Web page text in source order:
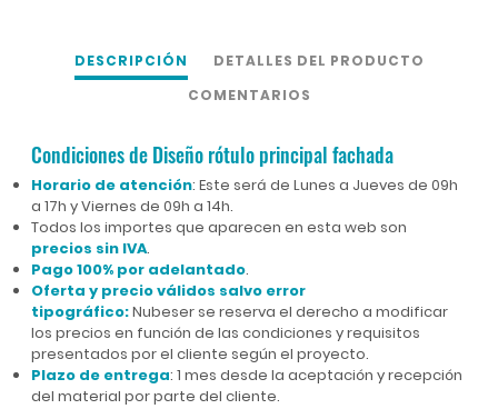
DESCRIPCIÓN
DETALLES DEL PRODUCTO
COMENTARIOS
Condiciones de Diseño rótulo principal fachada
Horario de atención: Este será de Lunes a Jueves de 09h
a 17h y Viernes de 09h a 14h.
Todos los importes que aparecen en esta web son
precios sin IVA.
Pago 100% por adelantado.
Oferta y precio válidos salvo error
tipográfico:Nubeser se reserva el derecho a modificar
los precios en función de las condiciones y requisitos
presentados por el cliente según el proyecto.
Plazo de entrega: 1 mes desde la aceptación y recepción
del material por parte del cliente.